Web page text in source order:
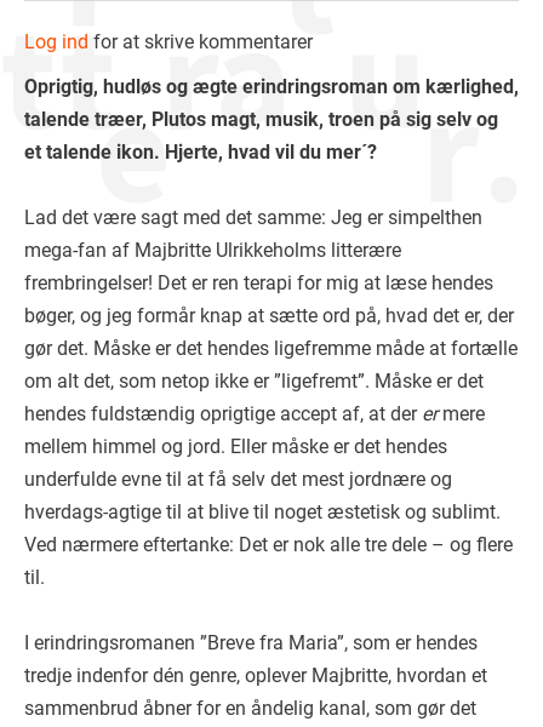
Log ind for at skrive kommentarer
Oprigtig, hudløs og ægte erindringsroman om kærlighed,
talende træer, Plutos magt, musik, troen på sig selv og
et talende ikon. Hjerte, hvad vil du mer´?
Lad det være sagt med det samme: Jeg er simpelthen
mega-fan af Majbritte Ulrikkeholms litterære
frembringelser! Det er ren terapi for mig at læse hendes
bøger, og jeg formår knap at sætte ord på, hvad det er, der
gør det. Måske er det hendes ligefremme måde at fortælle
om alt det, som netop ikke er ”ligefremt”. Måske er det
hendes fuldstændig oprigtige accept af, at der ermere
mellem himmel og jord. Eller måske er det hendes
underfulde evne til at få selv det mest jordnære og
hverdags-agtige til at blive til noget æstetisk og sublimt.
Ved nærmere eftertanke: Det er nok alle tre dele – og flere
til.
I erindringsromanen ”Breve fra Maria”, som er hendes
tredje indenfor dén genre, oplever Majbritte, hvordan et
sammenbrud åbner for en åndelig kanal, som gør det